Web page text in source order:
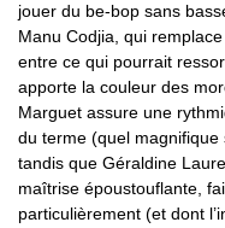
jouer du be-bop sans
Manu Codjia, qui
entre ce qui pourrait
apporte la couleur des
Marguet assure une
du terme (quel
tandis que Géraldine
maîtrise époustouflante,
particulièrement (et dont